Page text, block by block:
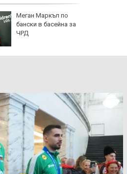
Меган Маркъл по
бански в басейна за
ЧРД